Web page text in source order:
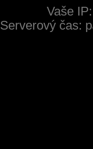
Vaše
Serverový čas: